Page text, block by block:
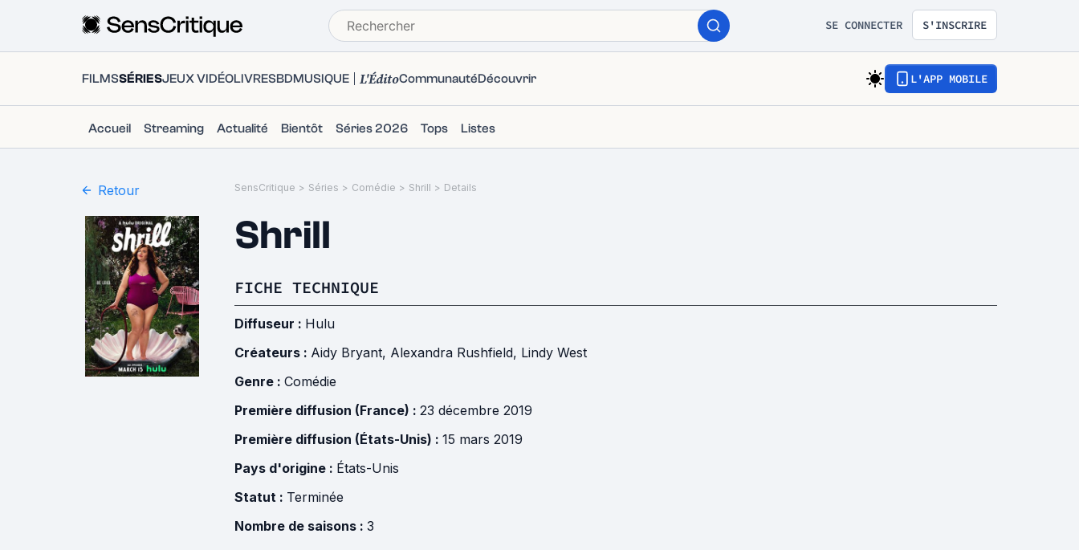
SE CONNECTER S'INSCRIRE
FILMSSÉRIESJEUX VIDÉOLIVRESBDMUSIQUE L'ÉditoCommunautéDécouvrir L'APP MOBILE
Accueil Streaming Actualité Bientôt Séries 2026 Tops Listes
Retour SensCritique > Séries > Comédie > Shrill > Details
Shrill
FICHE TECHNIQUE
Diffuseur : Hulu
Créateurs : Aidy Bryant, Alexandra Rushfield, Lindy West
Genre : Comédie
Première diffusion (France) : 23 décembre 2019
Première diffusion (États-Unis) : 15 mars 2019
Pays d'origine : États-Unis
Statut : Terminée
Nombre de saisons : 3